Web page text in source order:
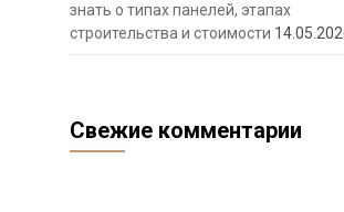
знать о типах панелей, этапах
строительства и стоимости
Свежие комментарии